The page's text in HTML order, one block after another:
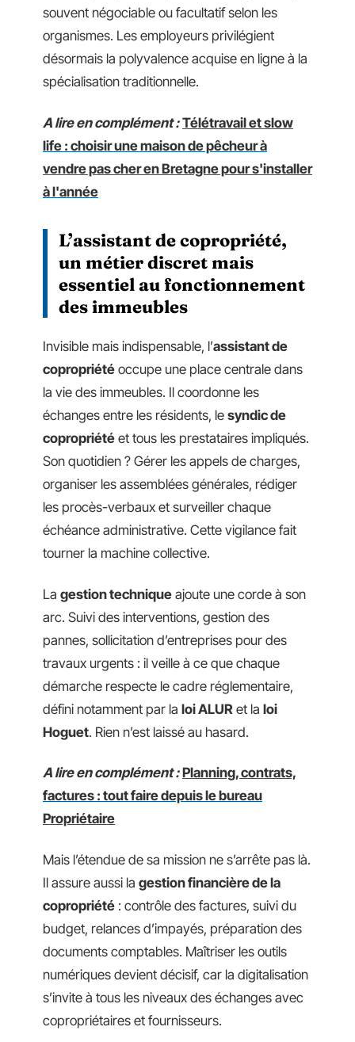
souvent négociable ou facultatif selon les
organismes. Les employeurs privilégient
désormais la polyvalence acquise en ligne à la
spécialisation traditionnelle.
A lire en complément : Télétravail et slow
life : choisir une maison de pêcheur à
vendre pas cher en Bretagne pour s'installer
à l'année
L’assistant de copropriété,
un métier discret mais
essentiel au fonctionnement
des immeubles
Invisible mais indispensable, l’assistant de
copropriété occupe une place centrale dans
la vie des immeubles. Il coordonne les
échanges entre les résidents, le syndic de
copropriété et tous les prestataires impliqués.
Son quotidien ? Gérer les appels de charges,
organiser les assemblées générales, rédiger
les procès-verbaux et surveiller chaque
échéance administrative. Cette vigilance fait
tourner la machine collective.
La gestion technique ajoute une corde à son
arc. Suivi des interventions, gestion des
pannes, sollicitation d’entreprises pour des
travaux urgents : il veille à ce que chaque
démarche respecte le cadre réglementaire,
défini notamment par la loi ALUR et la loi
Hoguet. Rien n’est laissé au hasard.
A lire en complément : Planning, contrats,
factures : tout faire depuis le bureau
Propriétaire
Mais l’étendue de sa mission ne s’arrête pas là.
Il assure aussi la gestion financière de la
copropriété : contrôle des factures, suivi du
budget, relances d’impayés, préparation des
documents comptables. Maîtriser les outils
numériques devient décisif, car la digitalisation
s’invite à tous les niveaux des échanges avec
copropriétaires et fournisseurs.